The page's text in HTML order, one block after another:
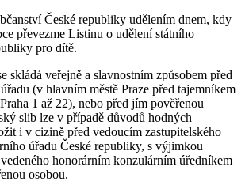
České republiky udělením dnem, kdy
převezme Listinu o udělení státního
pro dítě.
skládá veřejně a slavnostním způsobem před
(v hlavním městě Praze před tajemníkem
1 až 22), nebo před jím pověřenou
slib lze v případě důvodů hodných
i v cizině před vedoucím zastupitelského
úřadu České republiky, s výjimkou
honorárním konzulárním úředníkem
osobou.